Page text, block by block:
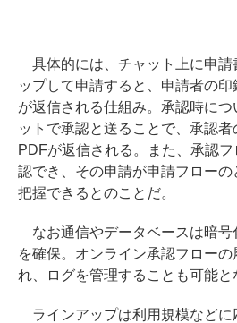
具体的には、チャット上に申請
ップして申請すると、申請者の
が返信される仕組み。承認時に
ットで承認と送ることで、承認
PDFが返信される。また、承認
認でき、その申請が申請フロー
把握できるとのことだ。
なお通信やデータベースは暗号
を確保。オンライン承認フローの
れ、ログを管理することも可能と
ラインアップは利用規模などに